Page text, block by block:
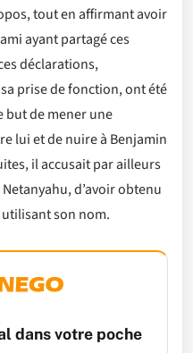
tout en affirmant avoir
ayant partagé ces
déclarations,
prise de fonction, ont été
but de mener une
lui et de nuire à Benjamin
il accusait par ailleurs
d’avoir obtenu
son nom.
dans votre poche